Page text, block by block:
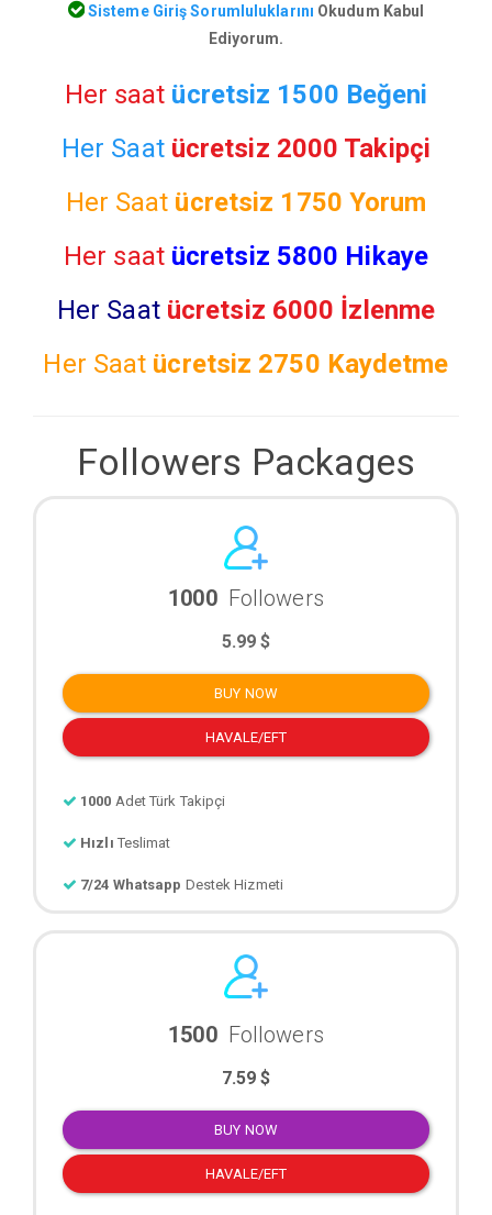
Sisteme Giriş Sorumluluklarını Okudum Kabul
Ediyorum.
Her saat ücretsiz 1500 Beğeni
Her Saat ücretsiz 2000 Takipçi
Her Saat ücretsiz 1750 Yorum
Her saat ücretsiz 5800 Hikaye
Her Saat ücretsiz 6000 İzlenme
Her Saat ücretsiz 2750 Kaydetme
Followers Packages
1000 Followers
5.99 $
BUY NOW
HAVALE/EFT
1000 Adet Türk Takipçi
Hızlı Teslimat
7/24 Whatsapp Destek Hizmeti
1500 Followers
7.59 $
BUY NOW
HAVALE/EFT